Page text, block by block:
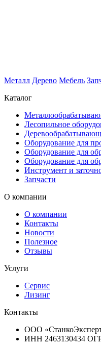
Металл Дерево Мебель
Каталог
Лесопильное
Оборудование для
Оборудование для
Оборудование для
Инструмент и
Запчасти
О компании
О компании
Контакты
Новости
Полезное
Отзывы
Услуги
Сервис
Лизинг
Контакты
ООО
ИНН 2463130434